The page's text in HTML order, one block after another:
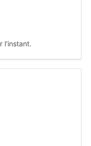
l'instant.